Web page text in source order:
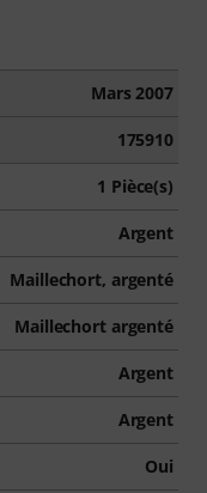
Mars 2007
175910
1 Pièce(s)
Argent
Maillechort, argenté
Maillechort argenté
Argent
Argent
Oui